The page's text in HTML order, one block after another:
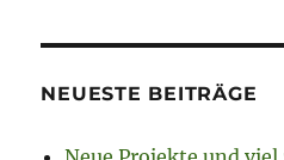
NEUESTE BEITRÄGE